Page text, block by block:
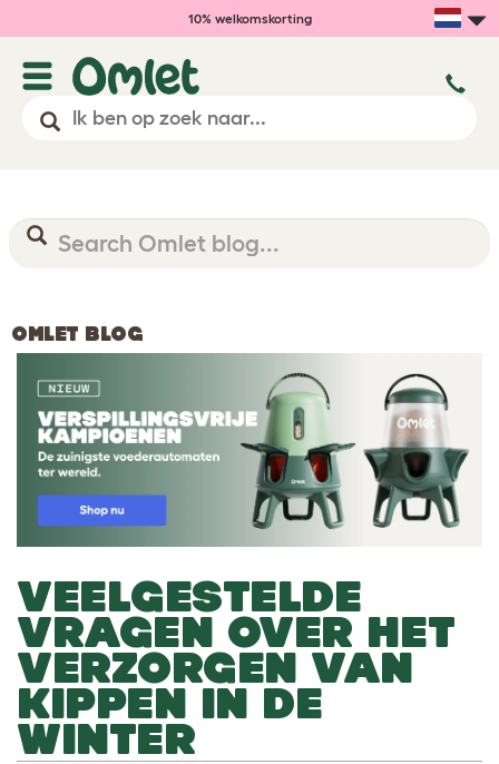
10% welkomskorting
OMLET BLOG
VEELGESTELDE
VRAGEN OVER HET
VERZORGEN VAN
KIPPEN IN DE
WINTER